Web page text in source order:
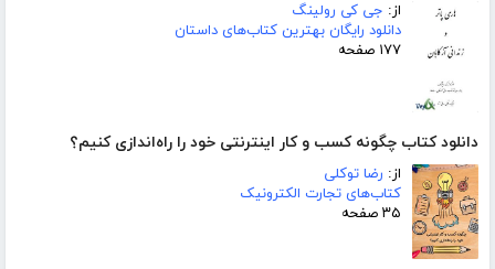
از: جی کی رولینگ
دانلود رایگان بهترین کتاب‌های داستان
۱۷۷ صفحه
دانلود کتاب چگونه کسب و کار اینترنتی خود را راه‌اندازی کنیم؟
از: رضا توکلی
کتاب‌های تجارت الکترونیک
۳۵ صفحه